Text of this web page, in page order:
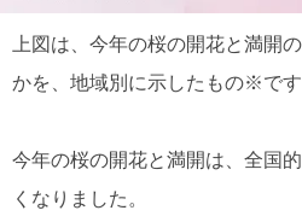
上図は、今年の桜の開花と満開
かを、地域別に示したもの※です
今年の桜の開花と満開は、全国
くなりました。